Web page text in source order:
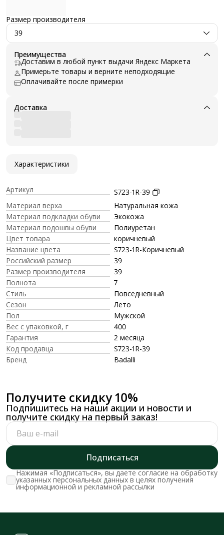
Размер производителя
39
Преимущества
Доставим в любой пункт выдачи Яндекс Маркета
Примерьте товары и верните неподходящие
Оплачивайте после примерки
Доставка
Характеристики
Артикул
S723-1R-39
Материал верха
Натуральная кожа
Материал подкладки обуви
Экокожа
Материал подошвы обуви
Полиуретан
Цвет товара
коричневый
Название цвета
S723-1R-Коричневый
Российский размер
39
Размер производителя
39
Полнота
7
Стиль
Повседневный
Сезон
Лето
Пол
Мужской
Вес с упаковкой, г
400
Гарантия
2 месяца
Код продавца
S723-1R-39
Бренд
Badalli
Получите скидку 10%
Подпишитесь на наши акции и новости и
получите скидку на первый заказ!
Подписаться
Нажимая «Подписаться», вы даете согласие на обработку
указанных персональных данных в целях получения
информационной и рекламной рассылки